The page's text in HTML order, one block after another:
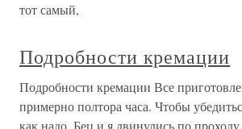
тот самый,
Подробности кремации
Подробности кремации Все
примерно полтора часа. Чтобы